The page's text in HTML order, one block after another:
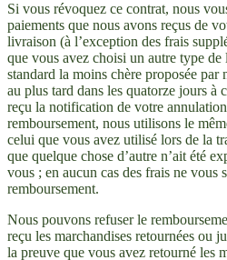
Si vous révoquez ce contrat, nous
paiements que nous avons reçus de
livraison (à l’exception des frais
que vous avez choisi un autre type
standard la moins chère proposée par
au plus tard dans les quatorze jours à
reçu la notification de votre
remboursement, nous utilisons le
celui que vous avez utilisé lors de la
que quelque chose d’autre n’ait été
vous ; en aucun cas des frais ne vous
remboursement.
Nous pouvons refuser le
reçu les marchandises retournées ou
la preuve que vous avez retourné les